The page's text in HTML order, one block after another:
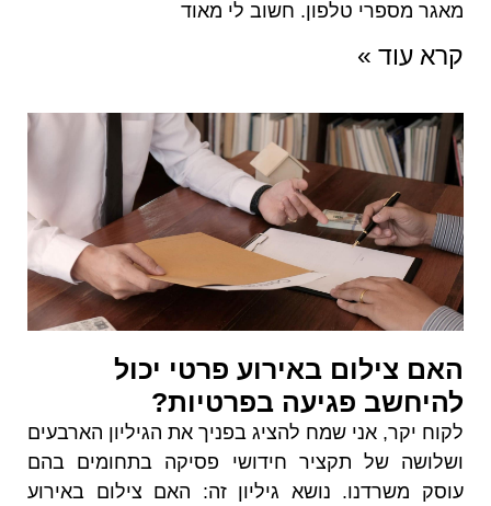
מאגר מספרי טלפון. חשוב לי מאוד
קרא עוד »
האם צילום באירוע פרטי יכול
להיחשב פגיעה בפרטיות?
לקוח יקר, אני שמח להציג בפניך את הגיליון הארבעים
ושלושה של תקציר חידושי פסיקה בתחומים בהם
עוסק משרדנו. נושא גיליון זה: האם צילום באירוע